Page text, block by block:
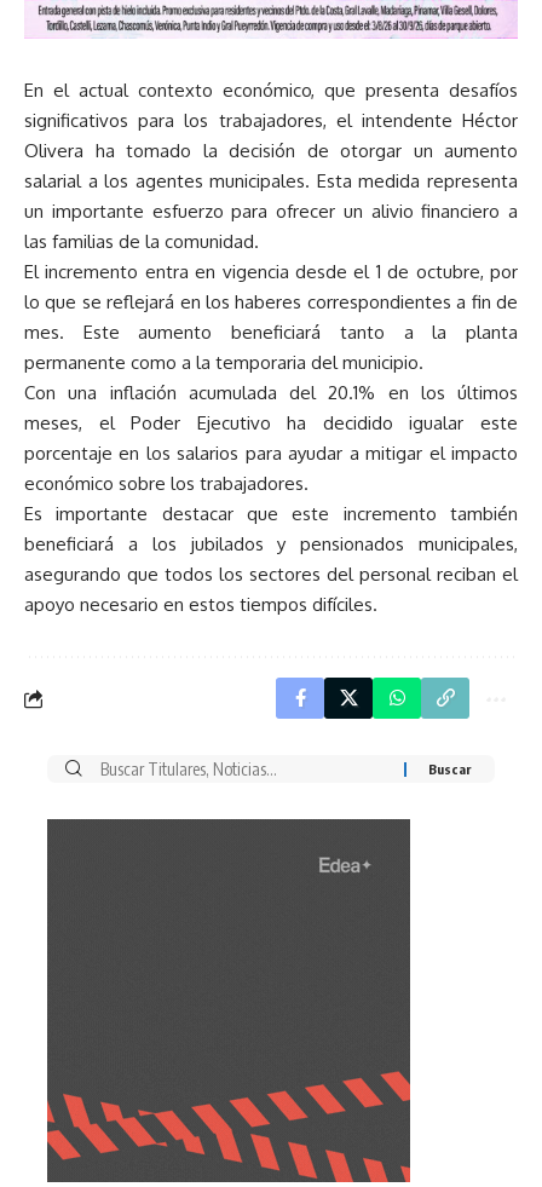
En el actual contexto económico, que presenta desafíos
significativos para los trabajadores, el intendente Héctor
Olivera ha tomado la decisión de otorgar un aumento
salarial a los agentes municipales. Esta medida representa
un importante esfuerzo para ofrecer un alivio financiero a
las familias de la comunidad.
El incremento entra en vigencia desde el 1 de octubre, por
lo que se reflejará en los haberes correspondientes a fin de
mes. Este aumento beneficiará tanto a la planta
permanente como a la temporaria del municipio.
Con una inflación acumulada del 20.1% en los últimos
meses, el Poder Ejecutivo ha decidido igualar este
porcentaje en los salarios para ayudar a mitigar el impacto
económico sobre los trabajadores.
Es importante destacar que este incremento también
beneficiará a los jubilados y pensionados municipales,
asegurando que todos los sectores del personal reciban el
apoyo necesario en estos tiempos difíciles.
Buscar